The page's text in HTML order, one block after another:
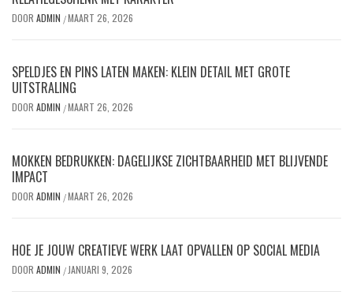
DOOR ADMIN /MAART 26, 2026
SPELDJES EN PINS LATEN MAKEN: KLEIN DETAIL MET GROTE
UITSTRALING
DOOR ADMIN /MAART 26, 2026
MOKKEN BEDRUKKEN: DAGELIJKSE ZICHTBAARHEID MET BLIJVENDE
IMPACT
DOOR ADMIN /MAART 26, 2026
HOE JE JOUW CREATIEVE WERK LAAT OPVALLEN OP SOCIAL MEDIA
DOOR ADMIN / JANUARI 9, 2026